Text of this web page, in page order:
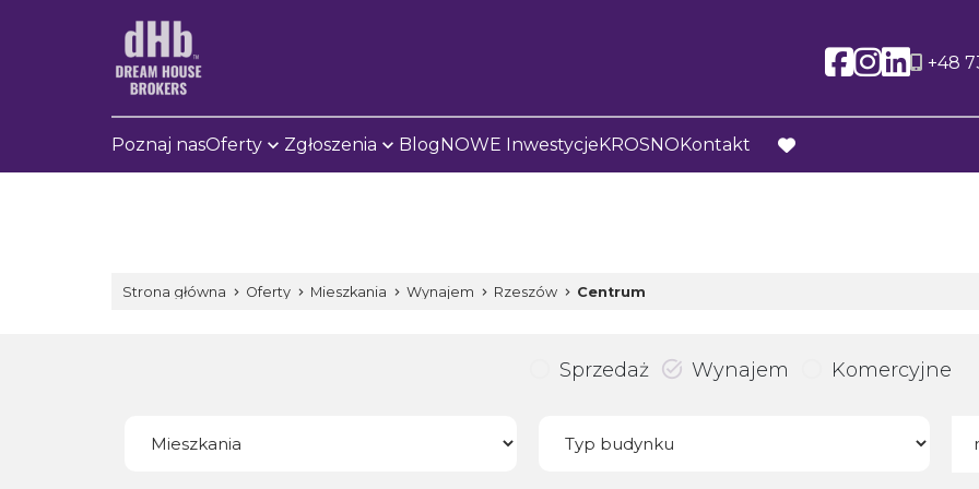
Social
+48
Poznaj nasOferty Zgłoszenia BlogNOWE InwestycjeKROSNOKontakt
favorite
Strona główna Oferty Mieszkania Wynajem Rzeszów Centrum
Sprzedaż Wynajem Komercyjne